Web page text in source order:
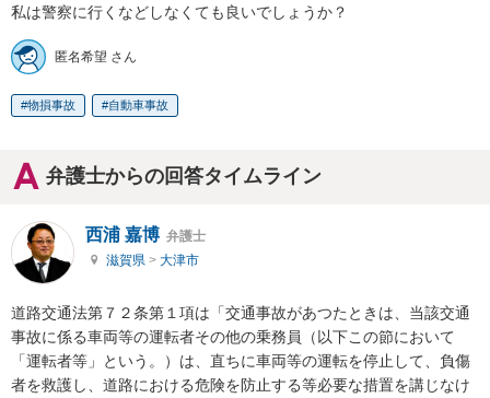
私は警察に行くなどしなくても良いでしょうか？
匿名希望 さん
物損事故 自動車事故
弁護士からの回答タイムライン
西浦 嘉博 弁護士
滋賀県 > 大津市
道路交通法第７２条第１項は「交通事故があつたときは、当該交通
事故に係る車両等の運転者その他の乗務員（以下この節において
「運転者等」という。）は、直ちに車両等の運転を停止して、負傷
者を救護し、道路における危険を防止する等必要な措置を講じなけ